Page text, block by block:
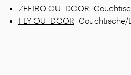
ZEFIRO OUTDOOR
FLY OUTDOOR Couchtische/